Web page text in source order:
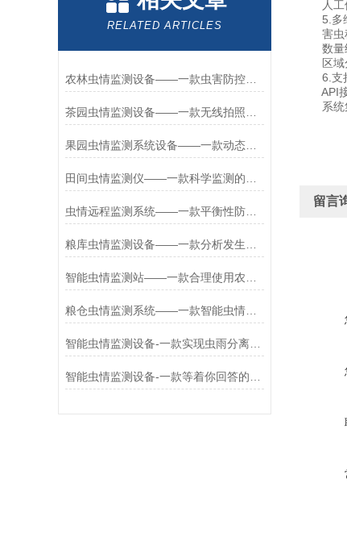
RELATED ARTICLES
农林虫情监测设备——一款虫害防控的田间虫情监测设备2026+派+送
果园虫情监测系统设备——一款动态评估的智慧农田虫情监测设备2025+派+送
虫情远程监测系统——一款平衡性防治的野外虫情监测设备2025+派+送
粮仓虫情监测系统——一款智能虫情监测设备2024全+境+派+送
智能虫情监测设备-一款实现虫雨分离的虫情自动监测灯#万+象+环+境
人工修
5.多维
害虫种
数量统
区域分
6.支持
API接
系统集
留言